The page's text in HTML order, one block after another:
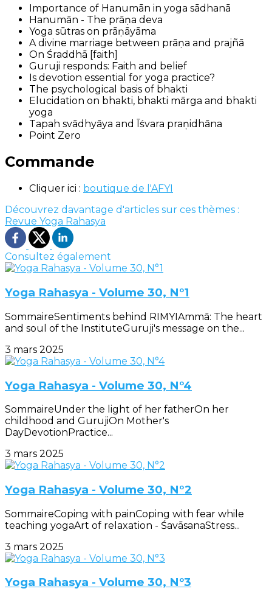
Importance of Hanumān in yoga sādhanā
Hanumān - The prāṇa deva
Yoga sūtras on prāṇāyāma
A divine marriage between prāṇa and prajñā
On Śraddhā [faith]
Guruji responds: Faith and belief
Is devotion essential for yoga practice?
The psychological basis of bhakti
Elucidation on bhakti, bhakti mārga and bhakti
yoga
Tapah svādhyāya and Īśvara praņidhāna
Point Zero
Commande
Cliquer ici : boutique de l'AFYI
Découvrez davantage d'articles sur ces thèmes :
Revue Yoga Rahasya
Consultez également
Yoga Rahasya - Volume 30, N°1
SommaireSentiments behind RIMYIAmmā: The heart
and soul of the InstituteGuruji's message on the...
3 mars 2025
Yoga Rahasya - Volume 30, N°4
SommaireUnder the light of her fatherOn her
childhood and GurujiOn Mother's
DayDevotionPractice...
3 mars 2025
Yoga Rahasya - Volume 30, N°2
SommaireCoping with painCoping with fear while
teaching yogaArt of relaxation - ŚavāsanaStress...
3 mars 2025
Yoga Rahasya - Volume 30, N°3